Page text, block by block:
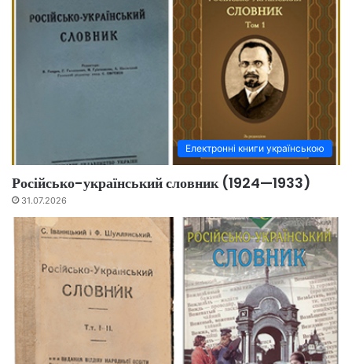
Електронні книги українською
Російсько-український словник (1924—1933)
31.07.2026